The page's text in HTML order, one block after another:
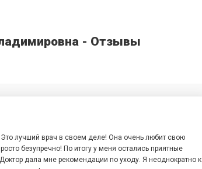
- Отзывы
лучший врач в своем деле! Она очень любит свою
безупречно! По итогу у меня остались приятные
дала мне рекомендации по уходу. Я неоднократно к